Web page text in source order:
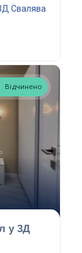
Свалява
Відчинено
у 3Д